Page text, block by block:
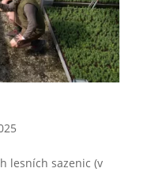
lesních sazenic (v